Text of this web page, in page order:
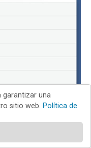
generados por el
garantizar una
sitio web. Política de